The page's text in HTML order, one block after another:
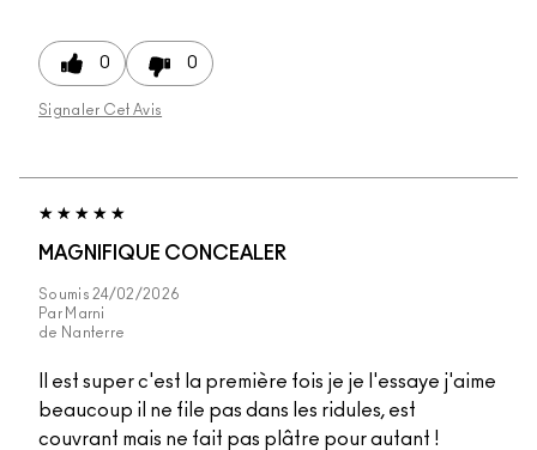
0 0
Signaler Cet Avis
MAGNIFIQUE CONCEALER
Soumis 24/02/2026
Par Marni
de Nanterre
Il est super c'est la première fois je je l'essaye j'aime
beaucoup il ne file pas dans les ridules, est
couvrant mais ne fait pas plâtre pour autant !